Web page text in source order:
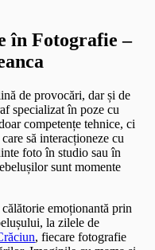
în Fotografie –
de provocări, dar și de
specializat în poze cu
competențe tehnice, ci
să interacționeze cu
foto în studio sau în
sunt momente
emoționantă prin
la zilele de
, fiecare fotografie